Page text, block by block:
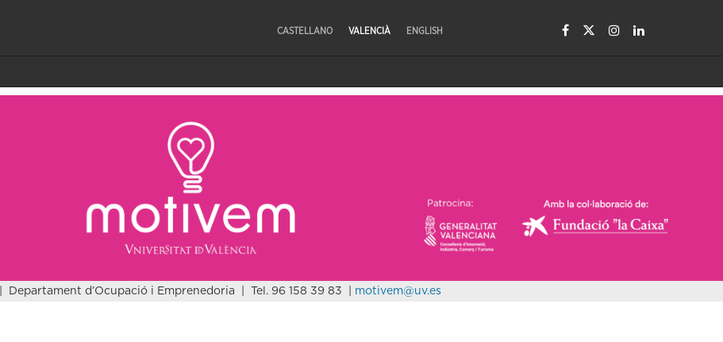
CASTELLANO VALENCIÀ ENGLISH
| Departament d’Ocupació i Emprenedoria | Tel. 96 158 39 83 | motivem@uv.es